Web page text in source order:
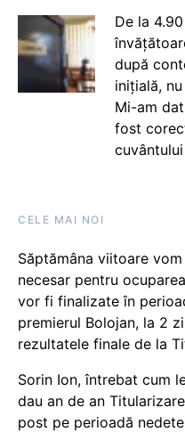
De la
după
inițială,
Mi-am
fost
cuvântului
CELE MAI NOI
Săptămâna viitoare
necesar pentru
vor fi finalizate în
premierul Bolojan, la 2
rezultatele finale de la
Sorin Ion, întrebat cum
dau an de an
post pe perioadă